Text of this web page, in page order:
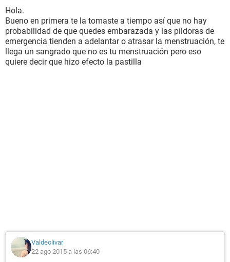
Hola.
Bueno en primera te la tomaste a tiempo así que no hay
probabilidad de que quedes embarazada y las píldoras de
emergencia tienden a adelantar o atrasar la menstruación, te
llega un sangrado que no es tu menstruación pero eso
quiere decir que hizo efecto la pastilla
Valdeolivar
22 ago 2015 a las 06:40